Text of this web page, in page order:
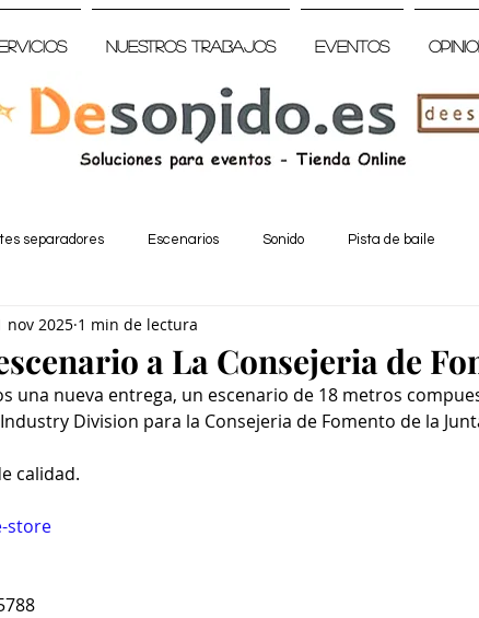
Nuestros trabajos Eventos
separadores Escenarios Sonido Pista de baile
a La Consejeria de
nov 2025 1 min de lectura
una nueva entrega, un escenario de 18 metros
Division para la Consejeria de Fomento de la
calidad.
store